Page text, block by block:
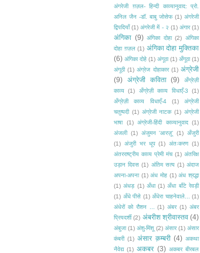
अंगरेजी ग़ज़ल- हिन्दी काव्यानुवाद: प्रो.
अनिल जैन -डॉ. बाबु जोसेफ (1) अंगरेजी
द्विपदियाँ (1) अंगरेजी में - २ (1) अंगार (1)
अंगिका (9) अंगिका दोहा (2) अंगिका
दोहा ग़ज़ल (1) अंगिका दोहा मुक्तिका
(6) अंगिका दोहे (1) अंगूठा (1) अँगूठा (1)
अंगूठी (1) अंग्रेज दोहाकार (1) अंग्रेजी
(9)
अंग्रेजी कविता (9)
अँग्रेज़ी
काव्य (1) अँग्रेज़ी काव्य विधाएँ-3
(1)
अँग्रेज़ी काव्य विधाएँ-4
(1)
अंग्रेजी
चतुष्पदी (1) अंग्रेजी नाटक (1) अंग्रेजी
भाषा
(1) अंग्रेजी-हिंदी काव्यानुवाद (1)
अंजली (1) अंजुमन 'आरज़ू' (1) अँजुरी
(1) अंजुरी भर धूप (1) अंतःकरण (1)
अंतरराष्ट्रीय काव्य प्रेमी मंच (1) अंतरिक्ष
उड़ान दिवस (1) अंतिम सत्य (1) अंदाज
अपना-अपना (1) अंध मोह (1) अंध श्रद्धा
(1) अंधड़ (1) अँधा (1) अँधा बाँटे रेवड़ी
(1) अँधे पीसे (1) अँधेरा चाहनेवाले...
(1)
अंधेरों को रौशन ...
(1) अंबर (1) अंबर
प्रियदर्शी (2) अंबरीश श्रीवास्तव (4)
अंबुजा (1) अंशु-मिंशू (2) अंसार (1) अंसार
कंबरी (1) अंसार क़म्बरी (4) अकथा
नैवेद्य (1) अकबर (3) अकबर बीरबल